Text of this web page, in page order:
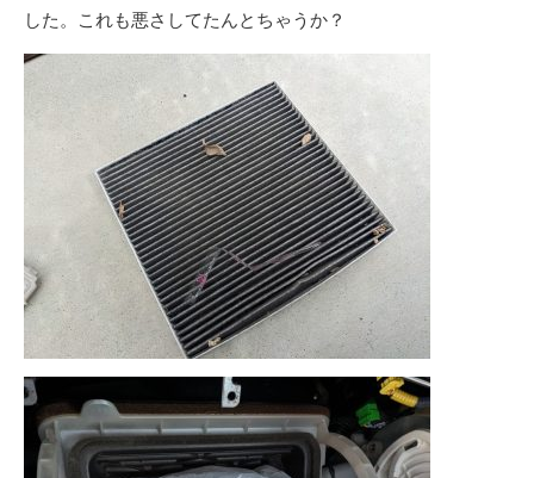
した。これも悪さしてたんとちゃうか？